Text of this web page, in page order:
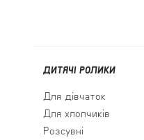
ДИТЯЧІ РОЛИКИ
Для дівчаток
Для хлопчиків
Розсувні